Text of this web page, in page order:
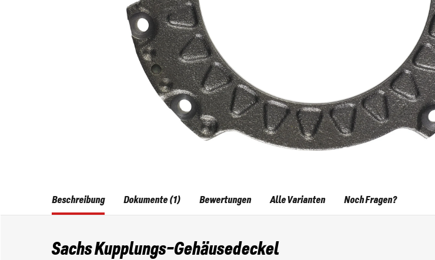
Beschreibung
Sachs Kupplungs-Gehäusedeckel
Dokumente (1) Bewertungen Alle Varianten Noch Fragen?